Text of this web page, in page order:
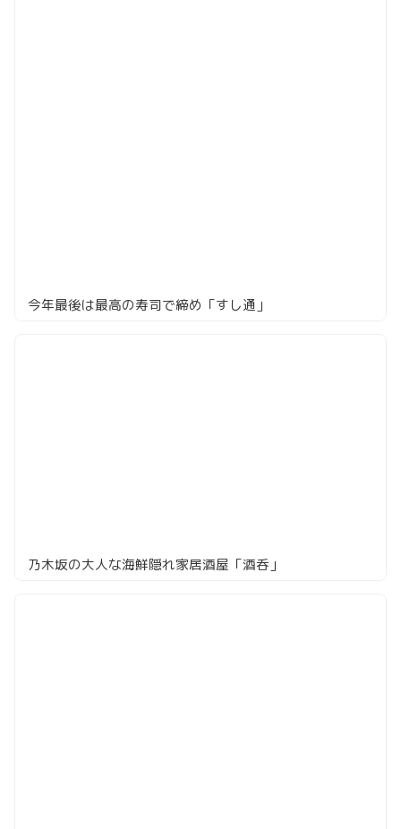
今年最後は最高の寿司で締め「すし通」
乃木坂の大人な海鮮隠れ家居酒屋「酒呑」